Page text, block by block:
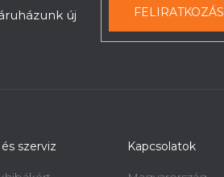
új
FELIRATKOZÁS
szerviz Kapcsolatok